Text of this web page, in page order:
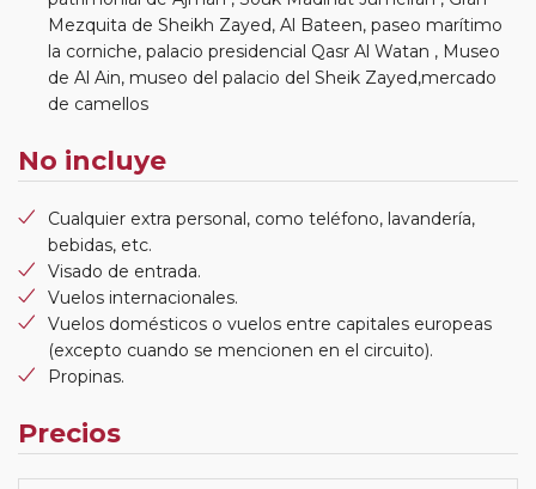
Mezquita de Sheikh Zayed, Al Bateen, paseo marítimo
la corniche, palacio presidencial Qasr Al Watan , Museo
de Al Ain, museo del palacio del Sheik Zayed,mercado
de camellos
No incluye
Cualquier extra personal, como teléfono, lavandería,
bebidas, etc.
Visado de entrada.
Vuelos internacionales.
Vuelos domésticos o vuelos entre capitales europeas
(excepto cuando se mencionen en el circuito).
Propinas.
Precios